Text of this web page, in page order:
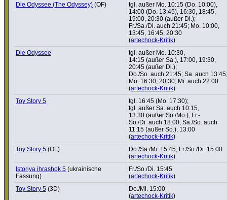
Die Odyssee (The Odyssey) (OF)
tgl. außer Mo. 10:15 (Do. 10:00),
14:00 (Do. 13:45), 16:30, 18:45,
19:00, 20:30 (außer Di.);
Fr./Sa./Di. auch 21:45; Mo. 10:00,
13:45, 16:45, 20:30
(artechock-Kritik)
Die Odyssee
tgl. außer Mo. 10:30,
14:15 (außer Sa.), 17:00, 19:30,
20:45 (außer Di.);
Do./So. auch 21:45; Sa. auch 13:45;
Mo. 16:30, 20:30; Mi. auch 22:00
(artechock-Kritik)
Toy Story 5
tgl. 16:45 (Mo. 17:30);
tgl. außer Sa. auch 10:15,
13:30 (außer So./Mo.); Fr.-
So./Di. auch 18:00; Sa./So. auch
11:15 (außer So.), 13:00
(artechock-Kritik)
Toy Story 5 (OF)
Do./Sa./Mi. 15:45; Fr./So./Di. 15:00
(artechock-Kritik)
Istoriya ihrashok 5 (ukrai­ni­sche
Fassung)
Fr./So./Di. 15:45
(artechock-Kritik)
Toy Story 5 (3D)
Do./Mi. 15:00
(artechock-Kritik)